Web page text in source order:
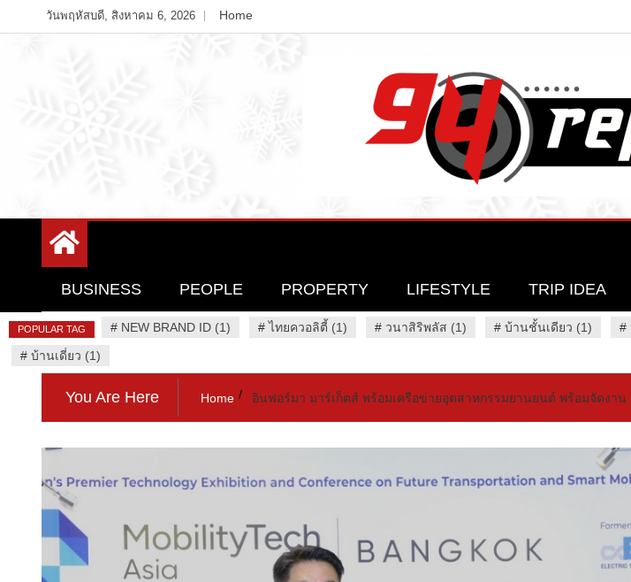
to
วันพฤหัสบดี, สิงหาคม 6, 2026 Home
94 Report.com
BUSINESS PEOPLE PROPERTY LIFESTYLE TRIP IDEA
POPULAR TAG # NEW BRAND ID (1) #ไทยควอลิตี้ (1) # วนาสิริพลัส (1) # บ้านชั้นเดียว (1) #
# บ้านเดี่ยว (1)
You Are Here Home อินฟอร์มา มาร์เก็ตส์ พร้อมเครือข่ายอุตสาหกรรมยานยนต์ พร้อมจัดงาน